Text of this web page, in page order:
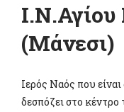
(Μάνεσι)
Ιερός Ναός που
δεσπόζει στο